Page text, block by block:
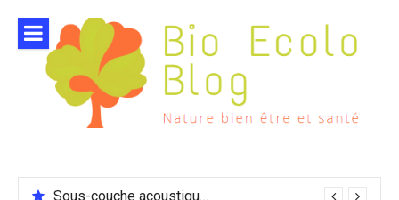
contenu
Sous-couche acoustique compatible chauffage sol